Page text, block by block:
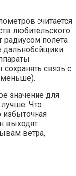
считается
любительского
радиусом полета
дальнобойщики
связь с
меньше).
значение для
Что
избыточная
выходят
ветра,